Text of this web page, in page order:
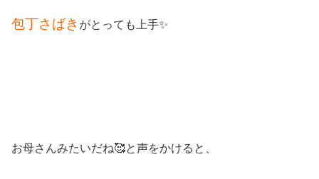
包丁さばき がとっても上手✨
お母さんみたいだね🥰と声をかけると、